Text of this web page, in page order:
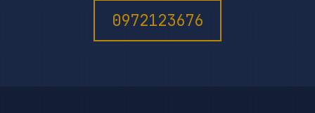
0972123676